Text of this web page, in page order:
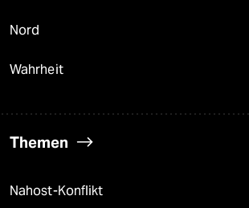
Nord
Wahrheit
Themen
Nahost-Konflikt